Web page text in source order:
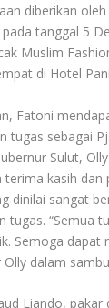
diberikan
pada tanggal 5
Muslim
di Hotel
Fatoni
tugas sebagai
Sulut,
terima kasih dan
dinilai sangat
tugas. “Semua
Semoga dapat
Olly dalam
Liando, pakar